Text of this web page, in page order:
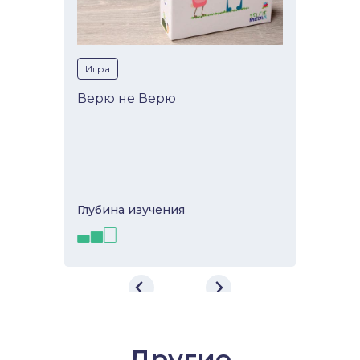
Игра
Верю не Верю
Глубина изучeния
Верю не Верю
любителей рисковать и блефовать.